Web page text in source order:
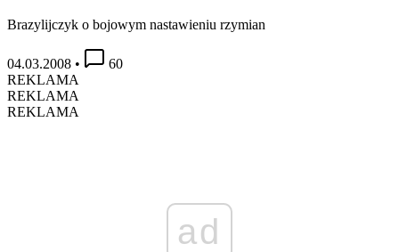
Brazylijczyk o bojowym nastawieniu rzymian
04.03.2008 •
60
REKLAMA
REKLAMA
REKLAMA
ad